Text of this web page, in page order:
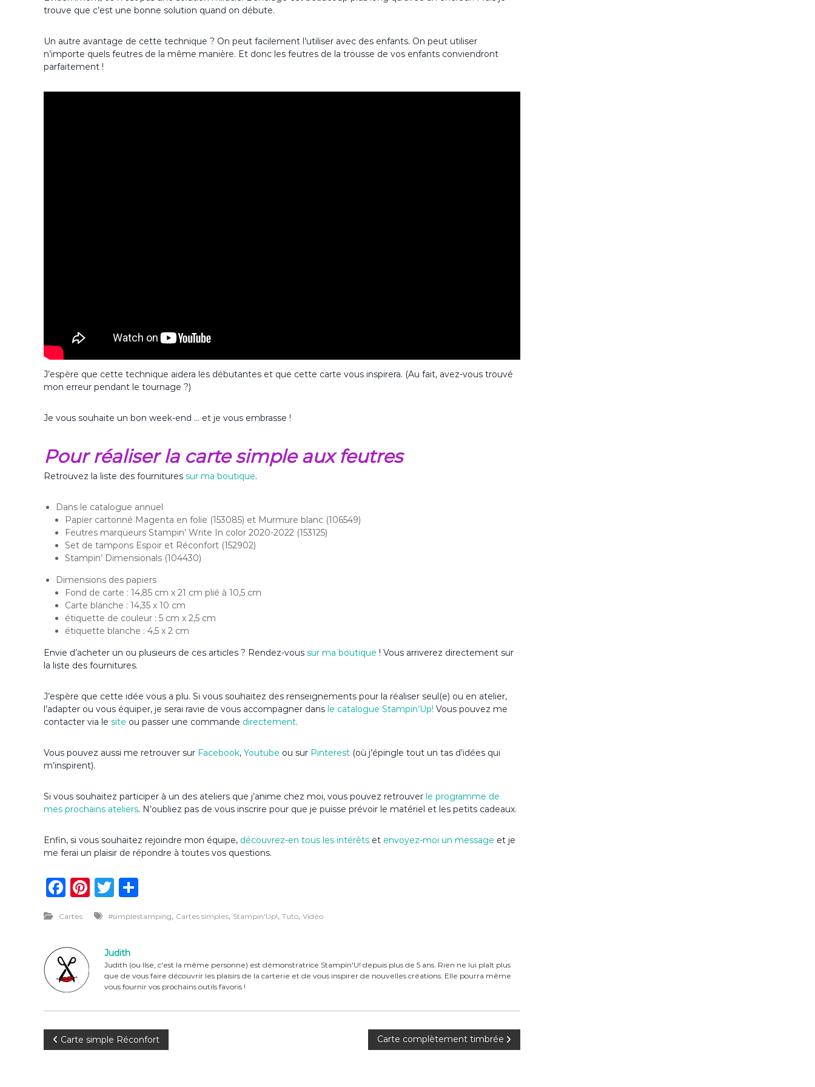
trouve que c’est une bonne solution quand on débute.
Un autre avantage de cette technique ? On peut facilement l’utiliser avec des enfants. On peut utiliser
n’importe quels feutres de la même manière. Et donc les feutres de la trousse de vos enfants conviendront
parfaitement !
J’espère que cette technique aidera les débutantes et que cette carte vous inspirera. (Au fait, avez-vous trouvé
mon erreur pendant le tournage ?)
Je vous souhaite un bon week-end … et je vous embrasse !
Pour réaliser la carte simple aux feutres
Retrouvez la liste des fournitures sur ma boutique.
Dans le catalogue annuel
Papier cartonné Magenta en folie (153085) et Murmure blanc (106549)
Feutres marqueurs Stampin’ Write In color 2020-2022 (153125)
Set de tampons Espoir et Réconfort (152902)
Stampin’ Dimensionals (104430)
Dimensions des papiers
Fond de carte : 14,85 cm x 21 cm plié à 10,5 cm
Carte blanche : 14,35 x 10 cm
étiquette de couleur : 5 cm x 2,5 cm
étiquette blanche : 4,5 x 2 cm
Envie d’acheter un ou plusieurs de ces articles ? Rendez-vous sur ma boutique ! Vous arriverez directement sur
la liste des fournitures.
J’espère que cette idée vous a plu. Si vous souhaitez des renseignements pour la réaliser seul(e) ou en atelier,
l’adapter ou vous équiper, je serai ravie de vous accompagner dans le catalogue Stampin’Up! Vous pouvez me
contacter via le site ou passer une commande directement.
Vous pouvez aussi me retrouver sur Facebook, Youtube ou sur Pinterest (où j’épingle tout un tas d’idées qui
m’inspirent).
Si vous souhaitez participer à un des ateliers que j’anime chez moi, vous pouvez retrouver le programme de
mes prochains ateliers. N’oubliez pas de vous inscrire pour que je puisse prévoir le matériel et les petits cadeaux.
Enfin, si vous souhaitez rejoindre mon équipe, découvrez-en tous les intérêts et envoyez-moi un message et je
me ferai un plaisir de répondre à toutes vos questions.
F
c
e
b
o
k
Pi
n
te
re
st
T
it
te
r
ta
er
Cartes #simplestamping, Cartes simples, Stampin'Up!, Tuto, Vidéo
Judith
Judith (ou Ilse, c'est la même personne) est démonstratrice Stampin'U! depuis plus de 5 ans. Rien ne lui plaît plus
que de vous faire découvrir les plaisirs de la carterie et de vous inspirer de nouvelles créations. Elle pourra même
vous fournir vos prochains outils favoris !
N Carte simple Réconfort Carte complètement timbrée